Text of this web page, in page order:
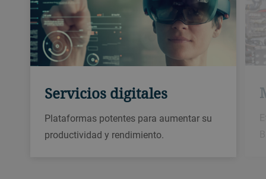
Servicios digitales
Plataformas potentes para aumentar su
productividad y rendimiento.